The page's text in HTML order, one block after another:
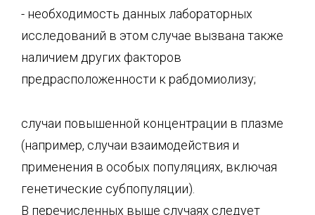
- необходимость данных лабораторных
исследований в этом случае вызвана также
наличием других факторов
предрасположенности к рабдомиолизу;
случаи повышенной концентрации в плазме
(например, случаи взаимодействия и
применения в особых популяциях, включая
генетические субпопуляции).
В перечисленных выше случаях следует